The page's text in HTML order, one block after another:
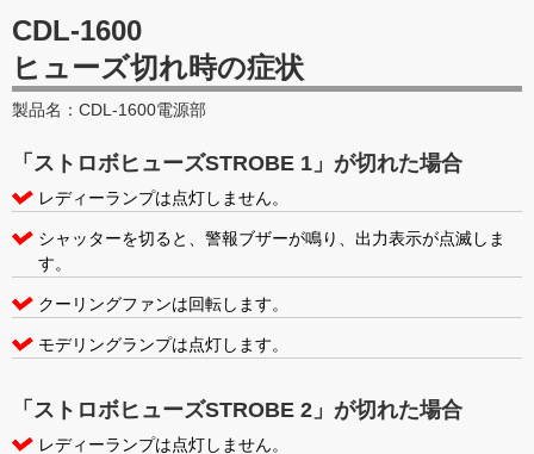
CDL-1600
ヒューズ切れ時の症状
製品名：CDL-1600電源部
「ストロボヒューズSTROBE 1」が切れた場合
レディーランプは点灯しません。
シャッターを切ると、警報ブザーが鳴り、出力表示が点滅しま
す。
クーリングファンは回転します。
モデリングランプは点灯します。
「ストロボヒューズSTROBE 2」が切れた場合
レディーランプは点灯しません。